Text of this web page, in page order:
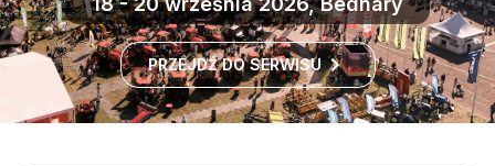
PRZEJDŹ DO SERWISU